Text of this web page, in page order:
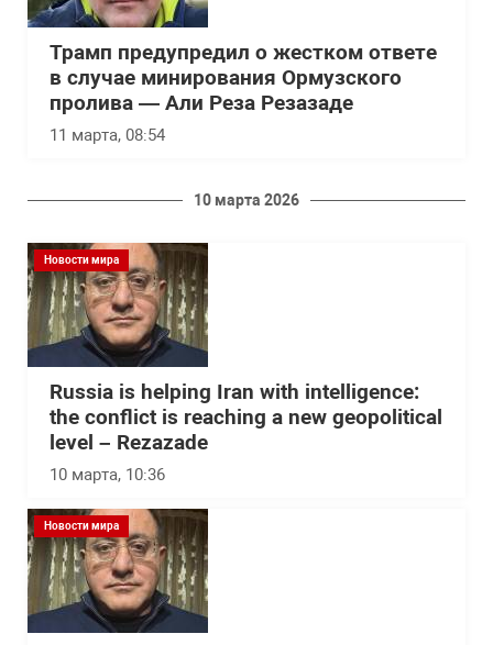
Трамп предупредил о жестком ответе
в случае минирования Ормузского
пролива — Али Реза Резазаде
11 марта, 08:54
10 марта 2026
Новости мира
Russia is helping Iran with intelligence:
the conflict is reaching a new geopolitical
level – Rezazade
10 марта, 10:36
Новости мира